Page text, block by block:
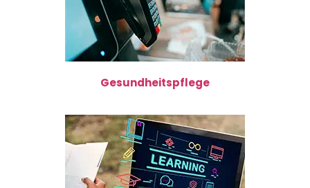
Gesundheitspflege